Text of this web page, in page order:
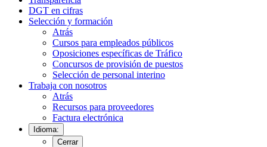
DGT en cifras
Selección y formación
Atrás
Cursos para empleados públicos
Oposiciones específicas de Tráfico
Concursos de provisión de puestos
Selección de personal interino
Trabaja con nosotros
Atrás
Recursos para proveedores
Factura electrónica
Idioma:
Cerrar